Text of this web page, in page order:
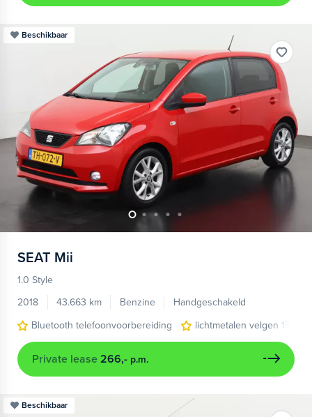
Beschikbaar
SEAT Mii
1.0 Style
2018
43.663 km Benzine
Handgeschakeld
Bluetooth telefoonvoorbereiding
lichtmetalen velgen 15"
Private lease 266,- p.m.
Beschikbaar